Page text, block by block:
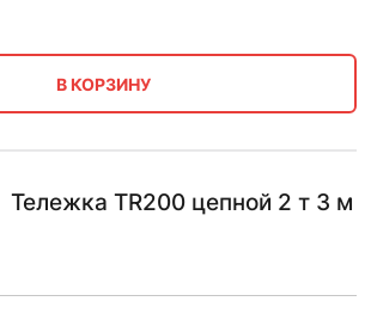
В КОРЗИНУ
Тележка TR200 цепной 2 т 3 м